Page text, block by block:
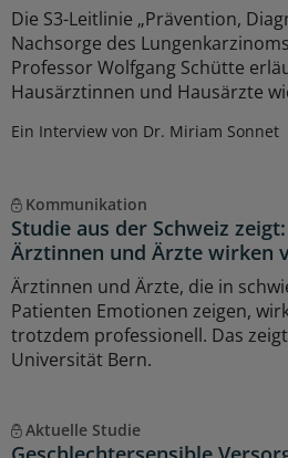
Die S3-Leitlinie „Prävention,
Nachsorge des
Professor Wolfgang Schütte
Hausärztinnen und Hausärzte
Ein Interview von Dr. Miriam Sonnet
Kommunikation
Studie aus der Schweiz
Ärztinnen und Ärzte wirken
Ärztinnen und Ärzte, die in
Patienten Emotionen zeigen,
trotzdem professionell. Das
Universität Bern.
Aktuelle Studie